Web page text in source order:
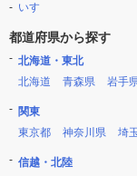
いすゞ
都道府県から探す
北海道・東北
北海道
青森県 岩手
関東
東京都
神奈川県 埼
信越・北陸